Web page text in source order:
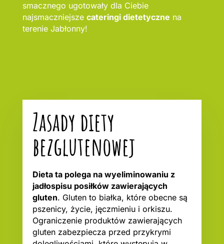
smacznego ugotowały dla Ciebie
najsmaczniejsze cateringi dietetyczne na
terenie Jabłonny!
Zasady diety
bezglutenowej
Dieta ta polega na wyeliminowaniu z
jadłospisu posiłków zawierających
gluten. Gluten to białka, które obecne są
pszenicy, życie, jęczmieniu i orkiszu.
Ograniczenie produktów zawierających
gluten zabezpiecza przed przykrymi